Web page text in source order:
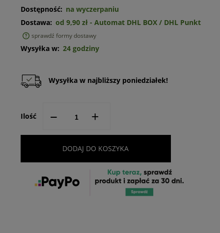
Dostępność: na wyczerpaniu
Dostawa: od 9,90 zł - Automat DHL BOX / DHL Punkt
sprawdź formy dostawy
Wysyłka w: 24 godziny
Wysyłka w najbliższy poniedziałek!
Ilość -- +
DODAJ DO KOSZYKA